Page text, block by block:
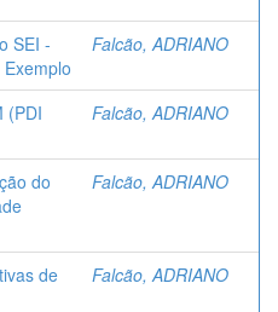
SEI -
Falcão, ADRIANO
(PDI
Falcão, ADRIANO
do
Falcão, ADRIANO
de
Falcão, ADRIANO